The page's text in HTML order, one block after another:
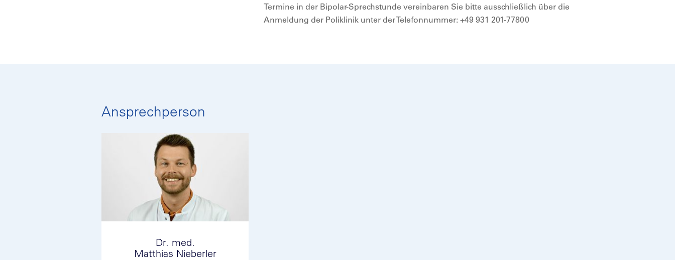
Termine in der Bipolar-Sprechstunde vereinbaren Sie bitte ausschließlich über die
Anmeldung der Poliklinik unter der Telefonnummer: +49 931 201-77800
Ansprechperson
Dr. med.
Matthias Nieberler